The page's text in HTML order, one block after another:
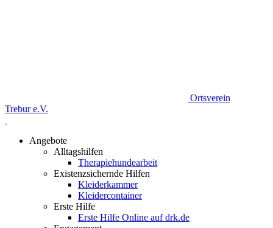
Ortsverein
Trebur e.V.
Angebote
Alltagshilfen
Therapiehundearbeit
Existenzsichernde Hilfen
Kleiderkammer
Kleidercontainer
Erste Hilfe
Erste Hilfe Online auf drk.de